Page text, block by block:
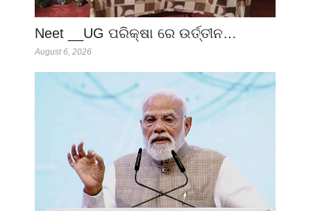
Neet __UG ପରିକ୍ଷା ରେ ଉର୍ତ୍ତୀନ…
August 6, 2026